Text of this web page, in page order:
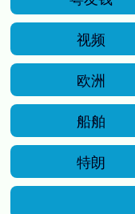
视频
欧洲
船舶
特朗